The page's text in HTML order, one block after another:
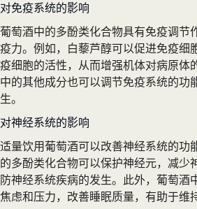
对免疫系统的影响
葡萄酒中的多酚类化合物具有免疫调节
疫力。例如，白藜芦醇可以促进免疫细
疫细胞的活性，从而增强机体对病原体
中的其他成分也可以调节免疫系统的功
生。
对神经系统的影响
适量饮用葡萄酒可以改善神经系统的功
的多酚类化合物可以保护神经元，减少
防神经系统疾病的发生。此外，葡萄酒
焦虑和压力，改善睡眠质量，有助于维